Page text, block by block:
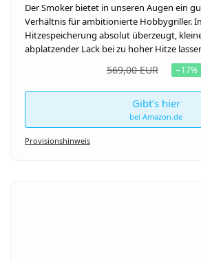
Der Smoker bietet in unseren Augen ein
Verhältnis für ambitionierte Hobbygriller.
Hitzespeicherung absolut überzeugt,
abplatzender Lack bei zu hoher Hitze
569,00 EUR −17%
Gibt’s hier
bei Amazon.de
Provisionshinweis